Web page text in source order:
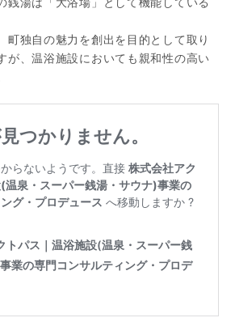
町独自の魅力を創出を目的として取り
が、温浴施設においても親和性の高い